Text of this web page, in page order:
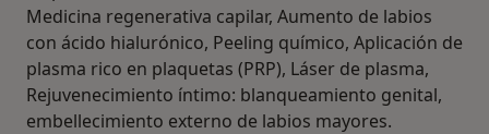
Medicina regenerativa capilar, Aumento de labios
con ácido hialurónico, Peeling químico, Aplicación de
plasma rico en plaquetas (PRP), Láser de plasma,
Rejuvenecimiento íntimo: blanqueamiento genital,
embellecimiento externo de labios mayores.